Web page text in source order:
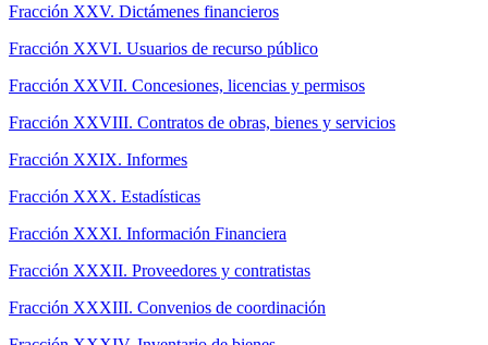
Fracción XXV. Dictámenes financieros
Fracción XXVI. Usuarios de recurso público
Fracción XXVII. Concesiones, licencias y permisos
Fracción XXVIII. Contratos de obras, bienes y servicios
Fracción XXIX. Informes
Fracción XXX. Estadísticas
Fracción XXXI. Información Financiera
Fracción XXXII. Proveedores y contratistas
Fracción XXXIII. Convenios de coordinación